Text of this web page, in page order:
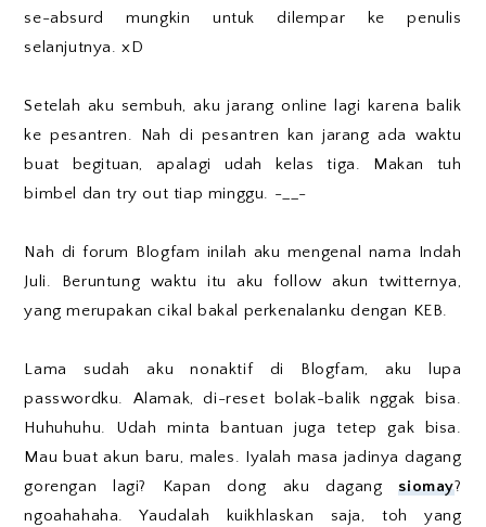
se-absurd mungkin untuk dilempar ke penulis
selanjutnya. xD
Setelah aku sembuh, aku jarang online lagi karena balik
ke pesantren. Nah di pesantren kan jarang ada waktu
buat begituan, apalagi udah kelas tiga. Makan tuh
bimbel dan try out tiap minggu. -__-
Nah di forum Blogfam inilah aku mengenal nama Indah
Juli. Beruntung waktu itu aku follow akun twitternya,
yang merupakan cikal bakal perkenalanku dengan KEB.
Lama sudah aku nonaktif di Blogfam, aku lupa
passwordku. Alamak, di-reset bolak-balik nggak bisa.
Huhuhuhu. Udah minta bantuan juga tetep gak bisa.
Mau buat akun baru, males. Iyalah masa jadinya dagang
gorengan lagi? Kapan dong aku dagangsiomay?
ngoahahaha. Yaudalah kuikhlaskan saja, toh yang